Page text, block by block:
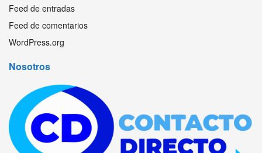
Feed de entradas
Feed de comentarios
WordPress.org
Nosotros